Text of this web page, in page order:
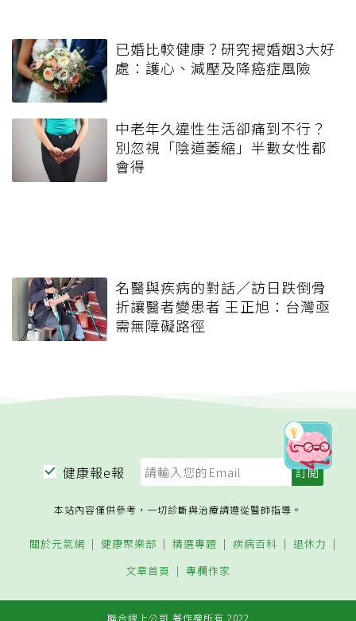
已婚比較健康？研究揭婚姻3大好
處：護心、減壓及降癌症風險
中老年久違性生活卻痛到不行？
別忽視「陰道萎縮」半數女性都
會得
名醫與疾病的對話／訪日跌倒骨
折讓醫者變患者 王正旭：台灣亟
需無障礙路徑
健康報e報
本站內容僅供參考，一切診斷與治療請遵從醫師指導。
關於元氣網 健康聚樂部 精選專題 疾病百科
退休力
文章首頁
專欄作家
聯合線上公司 著作權所有 2022